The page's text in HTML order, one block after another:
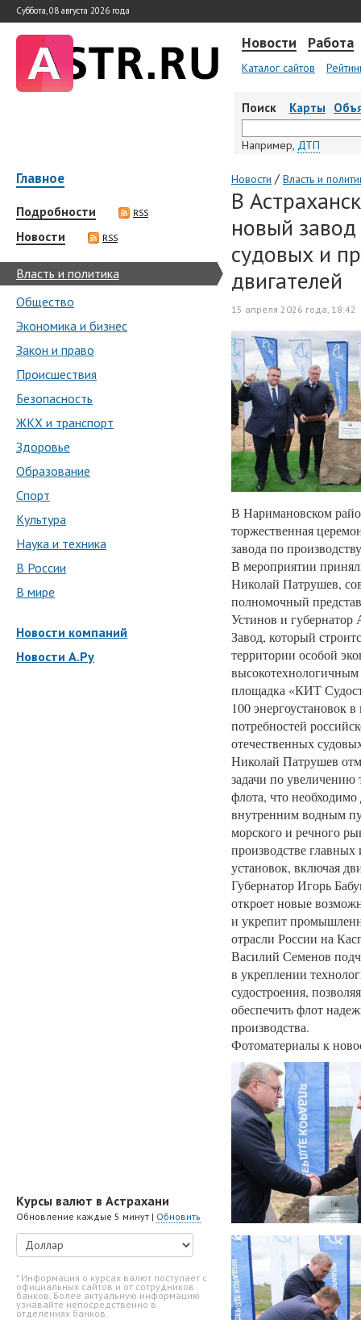
Суббота, 08 августа 2026 года
Новости Работа
Каталог сайтов
Поиск Карты
Например, ДТП
Главное
Подробности RSS
Новости RSS
Власть и политика
Общество
Экономика и бизнес
Закон и право
Происшествия
Безопасность
ЖКХ и транспорт
Здоровье
Образование
Спорт
Культура
Наука и техника
В России
В мире
Новости компаний
Новости А.Ру
Курсы валют в Астрахани
Обновление каждые 5 минут | Обновить
* Информация о курсах валют поступает с
официальных сайтов и от сотрудников
банков. Более актуальную информацию
узнавайте непосредственно в
отделениях банков.
Новости / Власть и
В
новый
судовых и
двигателей
15 апреля 2026 года, 18:42
В Наримановском
торжественная
завода по
В мероприятии
Николай Патрушев,
полномочный
Устинов и губернатор
Завод, который
территории особой
площадка «КИТ
100 энергоустановок
потребностей
отечественных
Николай Патрушев
задачи по увеличению
флота, что необходимо
внутренним водным
морского и речного
производстве
установок, включая
Губернатор Игорь
откроет новые
и укрепит
отрасли России на
Василий Семенов
в укреплении
судостроения,
обеспечить флот
производства.
Фотоматериалы к